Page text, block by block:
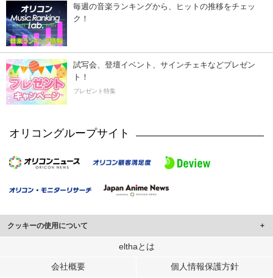
毎週の音楽ランキングから、ヒットの推移をチェッ
ク！
試写会、登壇イベント、サインチェキなどプレゼン
ト！
プレゼント特集
オリコングループサイト
クッキーの使用について
このサイトでは Cookie を使用して、ユーザーに合わせたコンテンツや広告の
行っています。
elthaとは
会社概要 個人情報保護方針